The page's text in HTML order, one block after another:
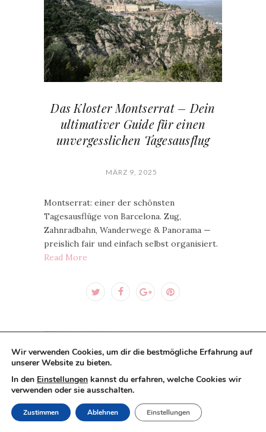
Das Kloster Montserrat – Dein
ultimativer Guide für einen
unvergesslichen Tagesausflug
MÄRZ 9, 2025
Montserrat: einer der schönsten
Tagesausflüge von Barcelona. Zug,
Zahnradbahn, Wanderwege & Panorama —
preislich fair und einfach selbst organisiert.
Read More
Wir verwenden Cookies, um dir die bestmögliche Erfahrung auf
unserer Website zu bieten.
In den Einstellungen kannst du erfahren, welche Cookies wir
verwenden oder sie ausschalten.
Zustimmen Ablehnen Einstellungen